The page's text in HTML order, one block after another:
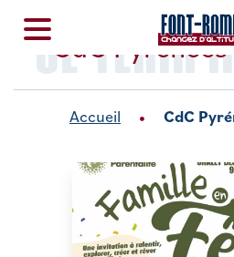
SE TENIR
CdC
Accueil CdC